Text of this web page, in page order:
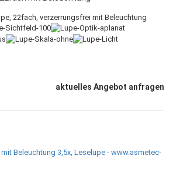
22fach, verzerrungsfrei mit Beleuchtung
aktuelles Angebot anfragen